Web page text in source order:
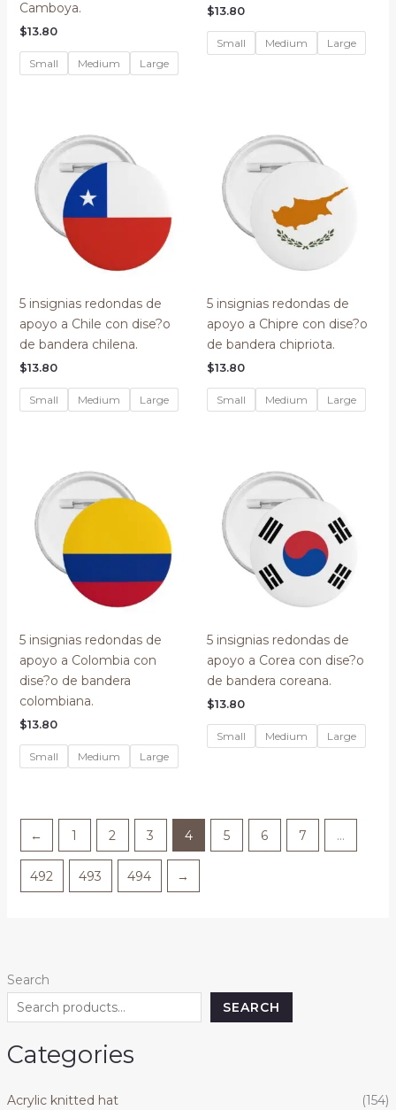
Search
SEARCH
Categories
Acrylic knitted hat
(154)
Camboya.
$13.80
Small Medium Large
$13.80
Small Medium Large
5 insignias redondas de
apoyo a Chile con dise?o
de bandera chilena.
$13.80
Small Medium Large
5 insignias redondas de
apoyo a Chipre con dise?o
de bandera chipriota.
$13.80
Small Medium Large
5 insignias redondas de
apoyo a Colombia con
dise?o de bandera
colombiana.
$13.80
Small Medium Large
5 insignias redondas de
apoyo a Corea con dise?o
de bandera coreana.
$13.80
Small Medium Large
← 1 2 3 4 5 6 7 …
492 493 494 →